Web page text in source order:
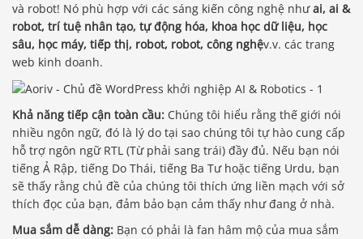
và robot! Nó phù hợp với các sáng kiến ​​công nghệ nhưai, ai &
robot, trí tuệ nhân tạo, tự động hóa, khoa học dữ liệu, học
sâu, học máy, tiếp thị, robot, robot, công nghệv.v. các trang
web kinh doanh.
Khả năng tiếp cận toàn cầu: Chúng tôi hiểu rằng thế giới nói
nhiều ngôn ngữ, đó là lý do tại sao chúng tôi tự hào cung cấp
hỗ trợ ngôn ngữ RTL (Từ phải sang trái) đầy đủ. Nếu bạn nói
tiếng Ả Rập, tiếng Do Thái, tiếng Ba Tư hoặc tiếng Urdu, bạn
sẽ thấy rằng chủ đề của chúng tôi thích ứng liền mạch với sở
thích đọc của bạn, đảm bảo bạn cảm thấy như đang ở nhà.
Mua sắm dễ dàng: Bạn có phải là fan hâm mộ của mua sắm